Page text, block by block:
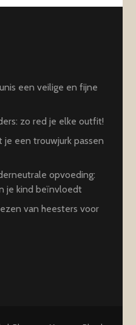
een veilige en fijne
zo red je elke outfit!
een trouwjurk passen
opvoeding:
je kind beïnvloedt
van heesters voor